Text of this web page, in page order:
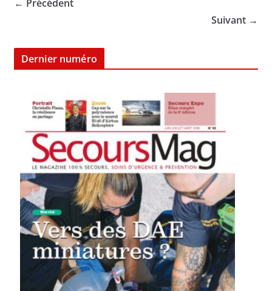
← Précédent
Suivant →
Dernier numéro